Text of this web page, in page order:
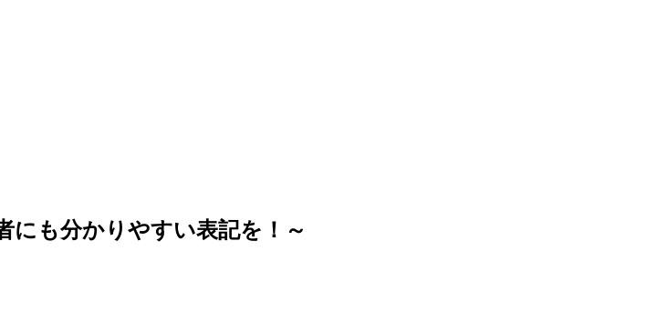
も分かりやすい表記を！～